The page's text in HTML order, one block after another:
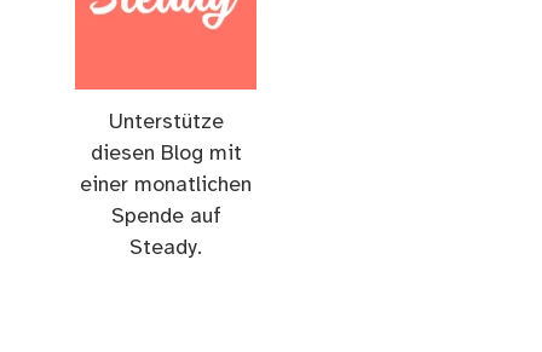
Unterstütze
diesen Blog mit
einer monatlichen
Spende auf
Steady.